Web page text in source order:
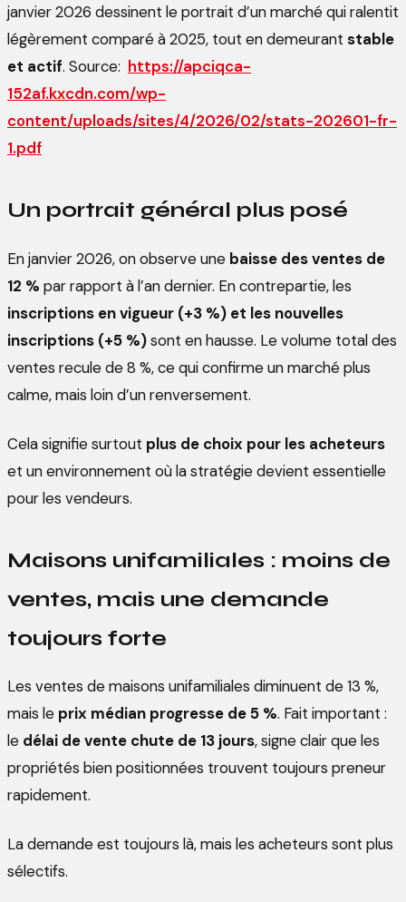
janvier 2026 dessinent le portrait d’un marché qui ralentit
légèrement comparé à 2025, tout en demeurant stable
et actif. Source: https://apciqca-
152af.kxcdn.com/wp-
content/uploads/sites/4/2026/02/stats-202601-fr-
1.pdf
Un portrait général plus posé
En janvier 2026, on observe une baisse des ventes de
12 % par rapport à l’an dernier. En contrepartie, les
inscriptions en vigueur (+3 %) et les nouvelles
inscriptions (+5 %)sont en hausse. Le volume total des
ventes recule de 8 %, ce qui confirme un marché plus
calme, mais loin d’un renversement.
Cela signifie surtout plus de choix pour les acheteurs
et un environnement où la stratégie devient essentielle
pour les vendeurs.
Maisons unifamiliales : moins de
ventes, mais une demande
toujours forte
Les ventes de maisons unifamiliales diminuent de 13 %,
mais le prix médian progresse de 5 %. Fait important :
le délai de vente chute de 13 jours, signe clair que les
propriétés bien positionnées trouvent toujours preneur
rapidement.
La demande est toujours là, mais les acheteurs sont plus
sélectifs.